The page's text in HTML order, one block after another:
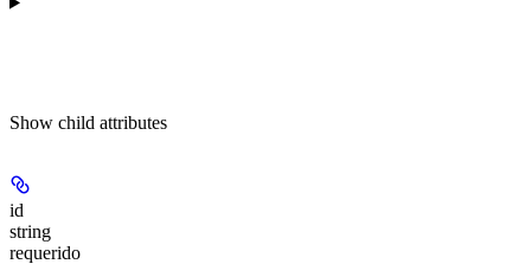
Show child attributes
id
string
requerido